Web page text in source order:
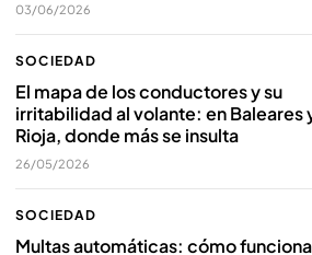
03/06/2026
SOCIEDAD
El mapa de los conductores y su
irritabilidad al volante: en Baleares
Rioja, donde más se insulta
26/05/2026
SOCIEDAD
Multas automáticas: cómo